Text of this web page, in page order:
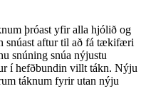
þróast yfir alla hjólið og
snúast aftur til að fá tækifæri
snúning snúa nýjustu
í hefðbundin villt tákn. Nýju
táknum fyrir utan nýju